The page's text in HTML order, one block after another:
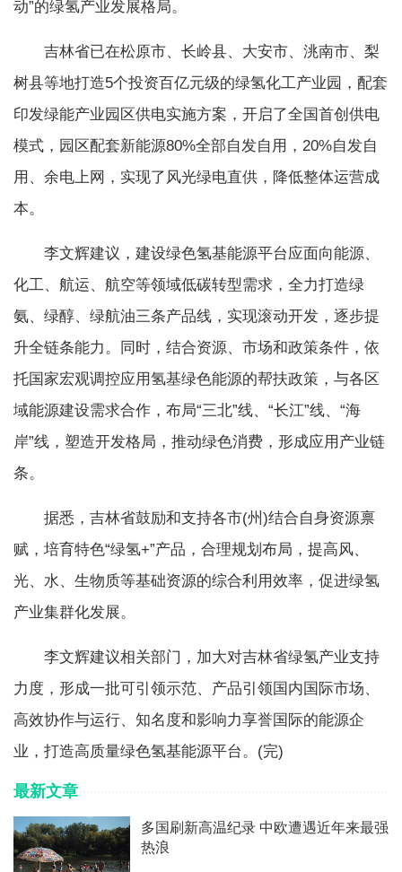
动”的绿氢产业发展格局。
吉林省已在松原市、长岭县、大安市、洮南市、梨
树县等地打造5个投资百亿元级的绿氢化工产业园，配套
印发绿能产业园区供电实施方案，开启了全国首创供电
模式，园区配套新能源80%全部自发自用，20%自发自
用、余电上网，实现了风光绿电直供，降低整体运营成
本。
李文辉建议，建设绿色氢基能源平台应面向能源、
化工、航运、航空等领域低碳转型需求，全力打造绿
氨、绿醇、绿航油三条产品线，实现滚动开发，逐步提
升全链条能力。同时，结合资源、市场和政策条件，依
托国家宏观调控应用氢基绿色能源的帮扶政策，与各区
域能源建设需求合作，布局“三北”线、“长江”线、“海
岸”线，塑造开发格局，推动绿色消费，形成应用产业链
条。
据悉，吉林省鼓励和支持各市(州)结合自身资源禀
赋，培育特色“绿氢+”产品，合理规划布局，提高风、
光、水、生物质等基础资源的综合利用效率，促进绿氢
产业集群化发展。
李文辉建议相关部门，加大对吉林省绿氢产业支持
力度，形成一批可引领示范、产品引领国内国际市场、
高效协作与运行、知名度和影响力享誉国际的能源企
业，打造高质量绿色氢基能源平台。(完)
最新文章
多国刷新高温纪录 中欧遭遇近年来最强
热浪